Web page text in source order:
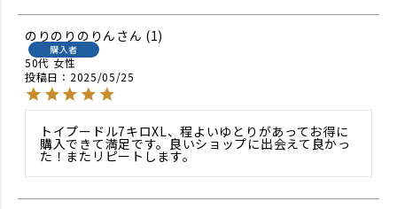
のりのりのりん 1
購入者
50代 女性
投稿日
2025/05/25
トイプードル7キロXL、程よいゆとりがあってお得に
購入できて満足です。良いショップに出会えて良かっ
た！またリピートします。